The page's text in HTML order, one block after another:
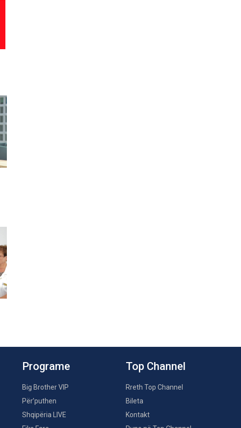
Programe
Big Brother VIP
Për’puthen
Shqipëria LIVE
Top Channel
Rreth Top Channel
Bileta
Kontakt